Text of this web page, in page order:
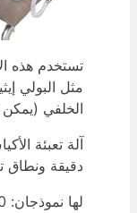
تستخدم هذه الآلة
الخلفي (يمكن
دقيقة ونطاق تعبئة 50-1000